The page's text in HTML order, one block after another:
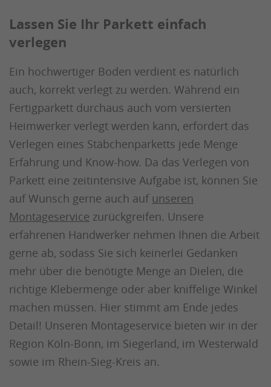
Lassen Sie Ihr Parkett einfach
verlegen
Ein hochwertiger Boden verdient es natürlich
auch, korrekt verlegt zu werden. Während ein
Fertigparkett durchaus auch vom versierten
Heimwerker verlegt werden kann, erfordert das
Verlegen eines Stäbchenparketts jede Menge
Erfahrung und Know-how. Da das Verlegen von
Parkett eine zeitintensive Aufgabe ist, können Sie
auf Wunsch gerne auch auf unseren
Montageservice zurückgreifen. Unsere
erfahrenen Handwerker nehmen Ihnen die Arbeit
gerne ab, sodass Sie sich keinerlei Gedanken
mehr über die benötigte Menge an Dielen, die
richtige Klebermenge oder aber kniffelige Winkel
machen müssen. Hier stimmt am Ende jedes
Detail! Unseren Montageservice bieten wir in der
Region Köln-Bonn, im Siegerland, im Westerwald
sowie im Rhein-Sieg-Kreis an.